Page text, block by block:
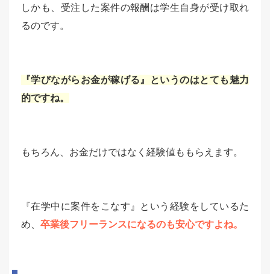
しかも、受注した案件の報酬は学生自身が受け取れ
るのです。
『学びながらお金が稼げる』というのはとても魅力
的ですね。
もちろん、お金だけではなく経験値ももらえます。
『在学中に案件をこなす』という経験をしているた
め、 卒業後フリーランスになるのも安心ですよね。